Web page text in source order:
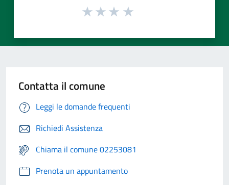
Contatta il comune
Leggi le domande frequenti
Richiedi Assistenza
Chiama il comune 02253081
Prenota un appuntamento